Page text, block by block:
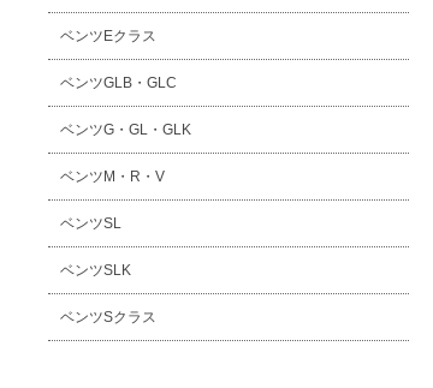
ベンツEクラス
ベンツGLB・GLC
ベンツG・GL・GLK
ベンツM・R・V
ベンツSL
ベンツSLK
ベンツSクラス